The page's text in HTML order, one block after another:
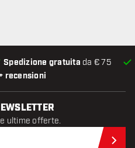
recensioni
Spedizione gratuita da € 75
ultime offerte.